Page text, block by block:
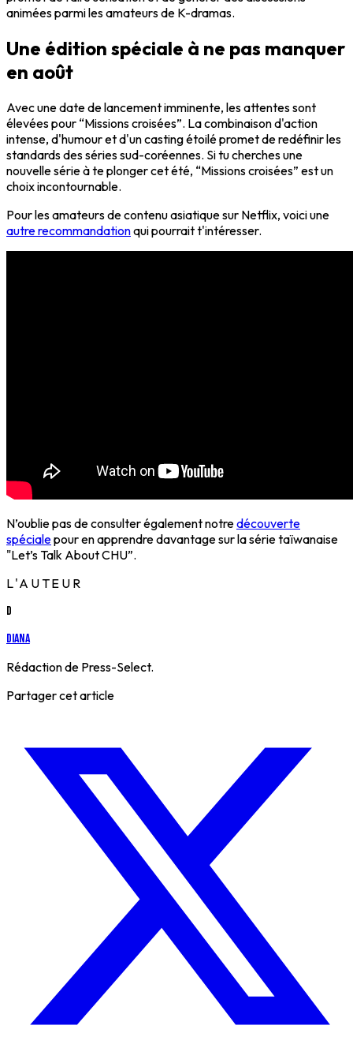
animées parmi les amateurs de K-dramas.
Une édition spéciale à ne pas manquer
en août
Avec une date de lancement imminente, les attentes sont
élevées pour “Missions croisées”. La combinaison d'action
intense, d'humour et d'un casting étoilé promet de redéfinir les
standards des séries sud-coréennes. Si tu cherches une
nouvelle série à te plonger cet été, “Missions croisées” est un
choix incontournable.
Pour les amateurs de contenu asiatique sur Netflix, voici une
autre recommandationqui pourrait t'intéresser.
N’oublie pas de consulter également notredécouverte
spécialepour en apprendre davantage sur la série taïwanaise
"Let’s Talk About CHU”.
L'AUTEUR
D
Diana
Rédaction de Press-Select.
Partager cet article